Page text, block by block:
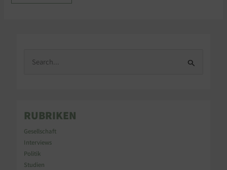
n
n
a
c
:
RUBRIKEN
Gesellschaft
Interviews
Politik
Studien